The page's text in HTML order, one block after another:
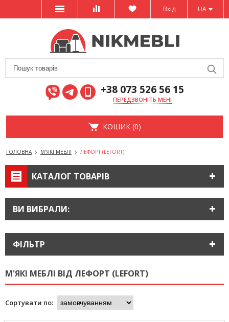
UA
Вхід
+38 073 526 56 15
ПЕРЕДЗВОНІТЬ МЕНІ
КОШИК (0)
ГОЛОВНА М'ЯКІ МЕБЛІ ЛЕФОРТ (LEFORT)
КАТАЛОГ ТОВАРІВ
ВИ ВИБРАЛИ:
ФІЛЬТР
М'ЯКІ МЕБЛІ ВІД ЛЕФОРТ (LEFORT)
Сортувати по: